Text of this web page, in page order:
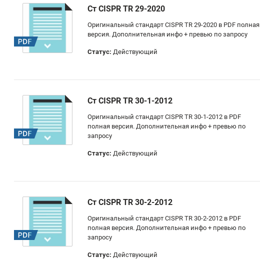
Ст CISPR TR 29-2020
Оригинальный стандарт CISPR TR 29-2020 в PDF полная
версия. Дополнительная инфо + превью по запросу
Статус: Действующий
Ст CISPR TR 30-1-2012
Оригинальный стандарт CISPR TR 30-1-2012 в PDF
полная версия. Дополнительная инфо + превью по
запросу
Статус: Действующий
Ст CISPR TR 30-2-2012
Оригинальный стандарт CISPR TR 30-2-2012 в PDF
полная версия. Дополнительная инфо + превью по
запросу
Статус: Действующий